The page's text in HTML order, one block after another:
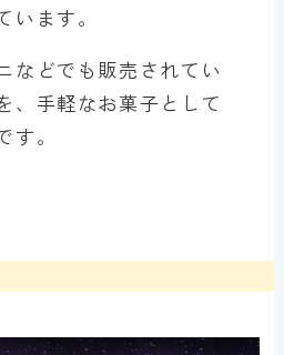
ます。
などでも販売されてい
、手軽なお菓子として
。